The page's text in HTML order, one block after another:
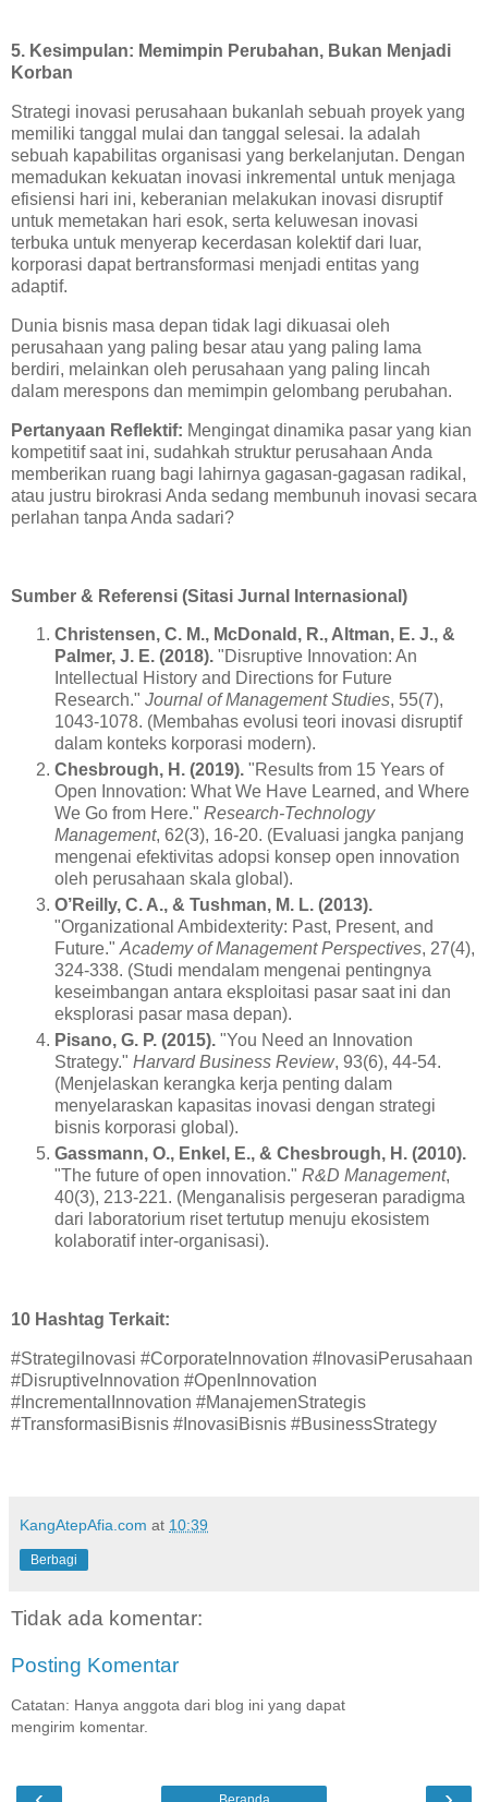
5. Kesimpulan: Memimpin Perubahan, Bukan Menjadi
Korban
Strategi inovasi perusahaan bukanlah sebuah proyek yang
memiliki tanggal mulai dan tanggal selesai. Ia adalah
sebuah kapabilitas organisasi yang berkelanjutan. Dengan
memadukan kekuatan inovasi inkremental untuk menjaga
efisiensi hari ini, keberanian melakukan inovasi disruptif
untuk memetakan hari esok, serta keluwesan inovasi
terbuka untuk menyerap kecerdasan kolektif dari luar,
korporasi dapat bertransformasi menjadi entitas yang
adaptif.
Dunia bisnis masa depan tidak lagi dikuasai oleh
perusahaan yang paling besar atau yang paling lama
berdiri, melainkan oleh perusahaan yang paling lincah
dalam merespons dan memimpin gelombang perubahan.
Pertanyaan Reflektif: Mengingat dinamika pasar yang kian
kompetitif saat ini, sudahkah struktur perusahaan Anda
memberikan ruang bagi lahirnya gagasan-gagasan radikal,
atau justru birokrasi Anda sedang membunuh inovasi secara
perlahan tanpa Anda sadari?
Sumber & Referensi (Sitasi Jurnal Internasional)
Christensen, C. M., McDonald, R., Altman, E. J., &
Palmer, J. E. (2018). "Disruptive Innovation: An
Intellectual History and Directions for Future
Research." Journal of Management Studies, 55(7),
1043-1078. (Membahas evolusi teori inovasi disruptif
dalam konteks korporasi modern).
Chesbrough, H. (2019). "Results from 15 Years of
Open Innovation: What We Have Learned, and Where
We Go from Here." Research-Technology
Management, 62(3), 16-20. (Evaluasi jangka panjang
mengenai efektivitas adopsi konsep open innovation
oleh perusahaan skala global).
O’Reilly, C. A., & Tushman, M. L. (2013).
"Organizational Ambidexterity: Past, Present, and
Future." Academy of Management Perspectives, 27(4),
324-338. (Studi mendalam mengenai pentingnya
keseimbangan antara eksploitasi pasar saat ini dan
eksplorasi pasar masa depan).
Pisano, G. P. (2015). "You Need an Innovation
Strategy." Harvard Business Review, 93(6), 44-54.
(Menjelaskan kerangka kerja penting dalam
menyelaraskan kapasitas inovasi dengan strategi
bisnis korporasi global).
Gassmann, O., Enkel, E., & Chesbrough, H. (2010).
"The future of open innovation." R&D Management,
40(3), 213-221. (Menganalisis pergeseran paradigma
dari laboratorium riset tertutup menuju ekosistem
kolaboratif inter-organisasi).
10 Hashtag Terkait:
#StrategiInovasi #CorporateInnovation #InovasiPerusahaan
#DisruptiveInnovation #OpenInnovation
#IncrementalInnovation #ManajemenStrategis
#TransformasiBisnis #InovasiBisnis #BusinessStrategy
KangAtepAfia.com at 10:39
Berbagi
Tidak ada komentar:
Posting Komentar
Catatan: Hanya anggota dari blog ini yang dapat
mengirim komentar.